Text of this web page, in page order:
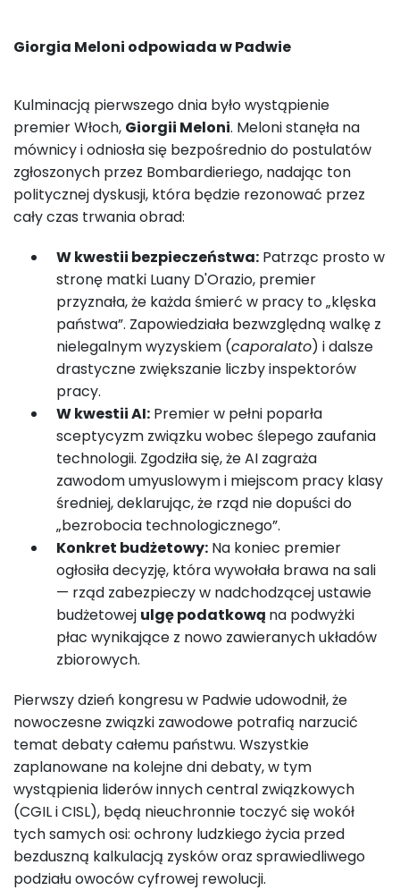
Giorgia Meloni odpowiada w Padwie
Kulminacją pierwszego dnia było wystąpienie
premier Włoch, Giorgii Meloni. Meloni stanęła na
mównicy i odniosła się bezpośrednio do postulatów
zgłoszonych przez Bombardieriego, nadając ton
politycznej dyskusji, która będzie rezonować przez
cały czas trwania obrad:
W kwestii bezpieczeństwa: Patrząc prosto w
stronę matki Luany D'Orazio, premier
przyznała, że każda śmierć w pracy to „klęska
państwa”. Zapowiedziała bezwzględną walkę z
nielegalnym wyzyskiem (caporalato) i dalsze
drastyczne zwiększanie liczby inspektorów
pracy.
W kwestii AI: Premier w pełni poparła
sceptycyzm związku wobec ślepego zaufania
technologii. Zgodziła się, że AI zagraża
zawodom umyuslowym i miejscom pracy klasy
średniej, deklarując, że rząd nie dopuści do
„bezrobocia technologicznego”.
Konkret budżetowy: Na koniec premier
ogłosiła decyzję, która wywołała brawa na sali
— rząd zabezpieczy w nadchodzącej ustawie
budżetowej ulgę podatkową na podwyżki
płac wynikające z nowo zawieranych układów
zbiorowych.
Pierwszy dzień kongresu w Padwie udowodnił, że
nowoczesne związki zawodowe potrafią narzucić
temat debaty całemu państwu. Wszystkie
zaplanowane na kolejne dni debaty, w tym
wystąpienia liderów innych central związkowych
(CGIL i CISL), będą nieuchronnie toczyć się wokół
tych samych osi: ochrony ludzkiego życia przed
bezduszną kalkulacją zysków oraz sprawiedliwego
podziału owoców cyfrowej rewolucji.